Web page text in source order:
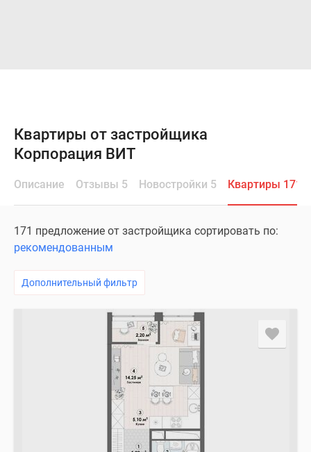
Квартиры от застройщика
Корпорация ВИТ
Описание Отзывы 5 Новостройки 5 Квартиры 171
171 предложение от застройщика сортировать по:
рекомендованным
Дополнительный фильтр